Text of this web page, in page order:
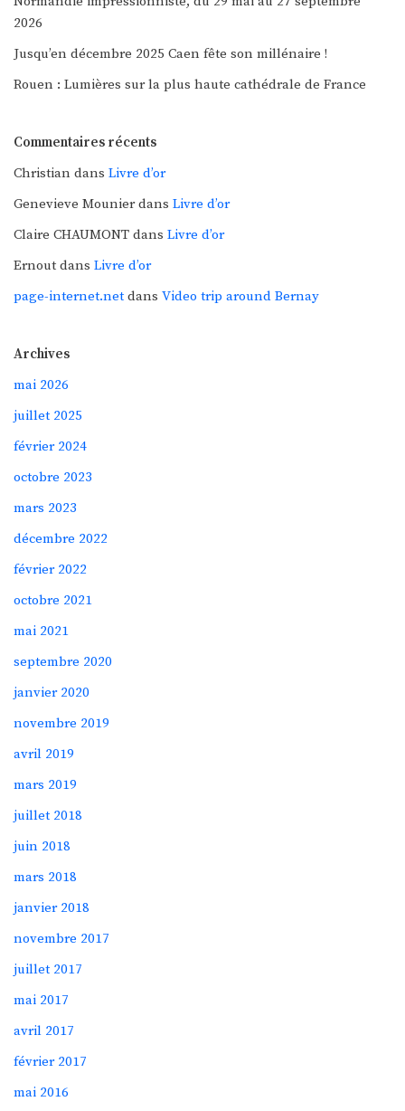
2026
Jusqu’en décembre 2025 Caen fête son millénaire !
Rouen : Lumières sur la plus haute cathédrale de France
Commentaires récents
Christian dans Livre d’or
Genevieve Mounierdans Livre d’or
Claire CHAUMONT dans Livre d’or
Ernout dans Livre d’or
page-internet.net dans Video trip around Bernay
Archives
mai 2026
juillet 2025
février 2024
octobre 2023
mars 2023
décembre 2022
février 2022
octobre 2021
mai 2021
septembre 2020
janvier 2020
novembre 2019
avril 2019
mars 2019
juillet 2018
juin 2018
mars 2018
janvier 2018
novembre 2017
juillet 2017
mai 2017
avril 2017
février 2017
mai 2016